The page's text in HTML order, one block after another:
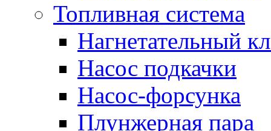
Топливная система
Нагнетательный
Насос подкачки
Насос-форсунка
Плунжерная пара